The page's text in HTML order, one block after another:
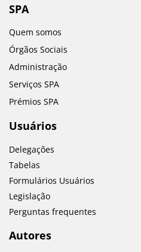
SPA
Quem somos
Órgãos Sociais
Administração
Serviços SPA
Prémios SPA
Usuários
Delegações
Tabelas
Formulários Usuários
Legislação
Perguntas frequentes
Autores